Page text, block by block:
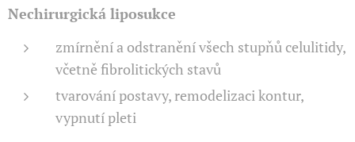
Nechirurgická liposukce
zmírnění a odstranění všech stupňů celulitidy,
včetně fibrolitických stavů
tvarování postavy, remodelizaci kontur,
vypnutí pleti